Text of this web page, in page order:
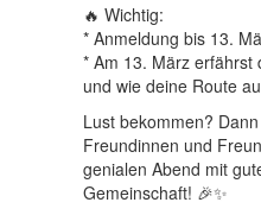
🔥 Wichtig:
* Anmeldung bis 13.
* Am 13. März erfährst
und wie deine Route
Lust bekommen?
Freundinnen und
genialen Abend mit
Gemeinschaft! 🎉✨